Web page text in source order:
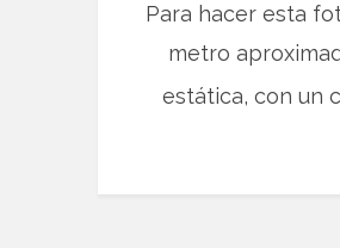
Para hacer esta
metro
estática, con un